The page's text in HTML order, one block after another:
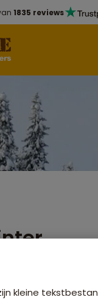
1835 reviews
kleine